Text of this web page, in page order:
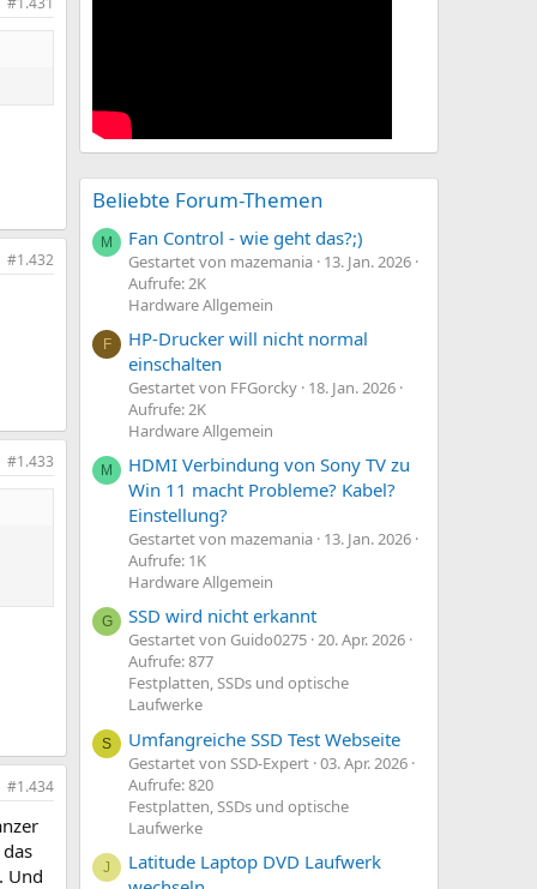
#1.432
#1.433
#1.434
Und
Beliebte Forum-Themen
M Fan Control - wie geht das?;)
Gestartet von mazemania 13. Jan. 2026
Aufrufe: 2K
Hardware Allgemein
F
HP-Drucker will nicht normal
einschalten
Gestartet von FFGorcky 18. Jan. 2026
Aufrufe: 2K
Hardware Allgemein
M
HDMI Verbindung von Sony TV zu
Win 11 macht Probleme? Kabel?
Einstellung?
Gestartet von mazemania 13. Jan. 2026
Aufrufe: 1K
Hardware Allgemein
G SSD wird nicht erkannt
Gestartet von Guido0275 20. Apr. 2026
Aufrufe: 877
Festplatten, SSDs und optische
Laufwerke
S Umfangreiche SSD Test Webseite
Gestartet von SSD-Expert 03. Apr. 2026
Aufrufe: 820
Festplatten, SSDs und optische
Laufwerke
J
Latitude Laptop DVD Laufwerk